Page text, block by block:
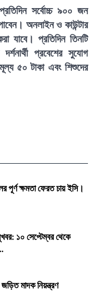
সর্বোচ্চ ৯০০ জন
অনলাইন ও কাউন্টার
যাবে। প্রতিদিন তিনটি
প্রবেশের সুযোগ
৫০ টাকা এবং শিশুদের
পূর্ণ ক্ষমতা ফেরত চায় ইসি।
১০ সেপ্টেম্বর থেকে
মাদক নিয়ন্ত্রণ